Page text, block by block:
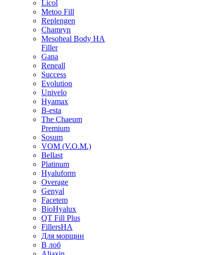
Licol
Metoo Fill
Replengen
Chamryn
Mesoheal Body HA
Filler
Gana
Reneall
Success
Evolution
Univelo
Hyamax
B-esta
The Chaeum
Premium
Sosum
VOM (V.O.M.)
Bellast
Platinum
Hyaluform
Overage
Genyal
Facetem
BioHyalux
QT Fill Plus
FillersHA
Для морщин
В лоб